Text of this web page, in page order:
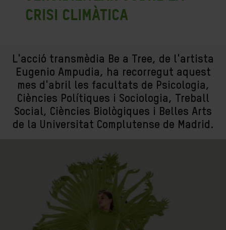
crisi climàtica
L'acció transmèdia Be a Tree, de l'artista
Eugenio Ampudia, ha recorregut aquest
mes d'abril les facultats de Psicologia,
Ciències Polítiques i Sociologia, Treball
Social, Ciències Biològiques i Belles Arts
de la Universitat Complutense de Madrid.